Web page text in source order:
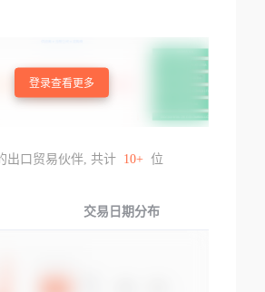
登录查看更多
出口贸易伙伴, 共计 10+ 位
交易日期分布